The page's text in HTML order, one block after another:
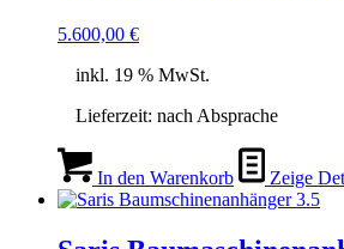
5.600,00 €
inkl. 19 % MwSt.
Lieferzeit: nach Absprache
In den Warenkorb Zeige